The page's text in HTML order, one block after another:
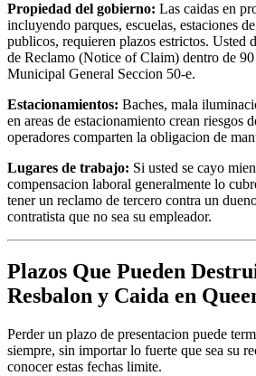
Propiedad del gobierno: Las caidas en
incluyendo parques, escuelas, estaciones
publicos, requieren plazos estrictos. Usted
de Reclamo (Notice of Claim) dentro de
Municipal General Seccion 50-e.
Estacionamientos: Baches, mala
en areas de estacionamiento crean riesgos
operadores comparten la obligacion de
Lugares de trabajo: Si usted se cayo
compensacion laboral generalmente lo
tener un reclamo de tercero contra un
contratista que no sea su empleador.
Plazos Que Pueden
Resbalon y Caida en
Perder un plazo de presentacion puede
siempre, sin importar lo fuerte que sea su
conocer estas fechas limite.